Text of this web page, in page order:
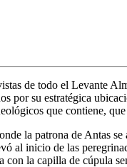
de todo el Levante
por su estratégica
que contiene,
la patrona de Antas
al inicio de las
la capilla de cúpula